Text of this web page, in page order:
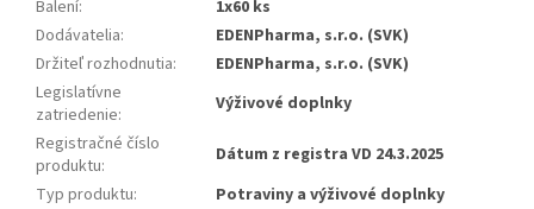
Balení:
1x60 ks
Dodávatelia:
EDENPharma, s.r.o. (SVK)
Držiteľ rozhodnutia:
EDENPharma, s.r.o. (SVK)
Legislatívne
zatriedenie:
Výživové doplnky
Registračné číslo
produktu:
Dátum z registra VD 24.3.2025
Typ produktu:
Potraviny a výživové doplnky